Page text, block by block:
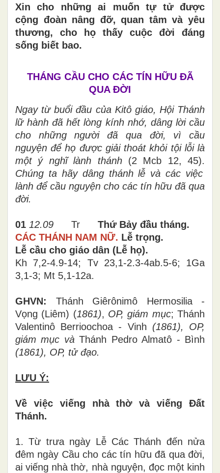
Xin cho những ai muốn tự tử được
cộng đoàn nâng đỡ, quan tâm và yêu
thương, cho họ thấy cuộc đời đáng
sống biết bao.
THÁNG CẦU CHO CÁC TÍN HỮU ĐÃ
QUA ĐỜI
Ngay từ buổi đầu của Kitô giáo, Hội Thánh
lữ hành đã hết lòng kính nhớ, dâng lời cầu
cho những người đã qua đời, vì cầu
nguyện để họ được giải thoát khỏi tội lỗi là
một ý nghĩ lành thánh (2 Mcb 12, 45).
Chúng ta hãy dâng thánh lễ và các việc
lành để cầu nguyện cho các tín hữu đã qua
đời.
01 12.09 Tr Thứ Bảy đầu tháng.
CÁC THÁNH NAM NỮ. Lễ trọng.
Lễ cầu cho giáo dân (Lễ họ).
Kh 7,2-4.9-14; Tv 23,1-2.3-4ab.5-6; 1Ga
3,1-3; Mt 5,1-12a.
GHVN: Thánh Giêrônimô Hermosilia -
Vọng (Liêm) (1861), OP, giám mục; Thánh
Valentinô Berrioochoa - Vinh (1861), OP,
giám mục vàThánh Pedro Almatô - Bình
(1861), OP, tử đạo.
LƯU Ý:
Về việc viếng nhà thờ và viếng Đất
Thánh.
1. Từ trưa ngày Lễ Các Thánh đến nửa
đêm ngày Cầu cho các tín hữu đã qua đời,
ai viếng nhà thờ, nhà nguyện, đọc một kinh